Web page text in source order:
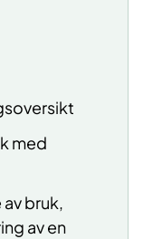
med
bruk,
av en